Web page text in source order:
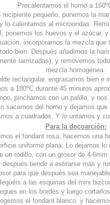
Precalentamos el horno a
recipiente pequeño, ponemos la
lo calentamos al microondas.
ponemos los huevos y el azúcar,
incorporamos la mezcla que
bien. Después añadimos la
tamizadas), y removemos
mezcla homogénea.
rectangular, engrasamos bien e
a 180ºC durante 45 minutos
pinchamos con un palillo, y nos
sacamos del horno y dejamos
a cuadrados. Y lo untamos y
Para la decoarción:
el fondant rosa, hacemos una
uniforme plana. Lo dejamos
un rodillo, con un grosor de 4-
después tiende a estirarse más y
para que después sea
a las esquinas del mini
en los bordes y luego
el fondant blanco, y